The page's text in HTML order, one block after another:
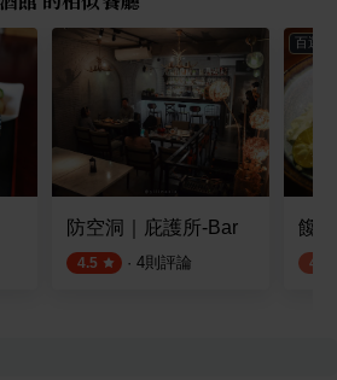
防空洞｜庇護所-Bar
4.5 · 4則評論
百選店
饞
4.2